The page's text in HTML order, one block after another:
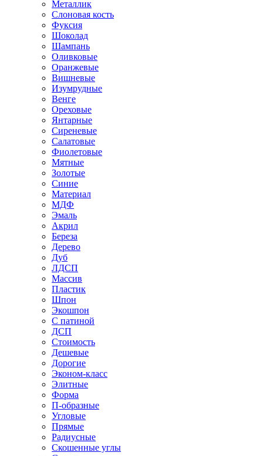
Металлик
Слоновая кость
Фуксия
Шоколад
Шампань
Оливковые
Оранжевые
Вишневые
Изумрудные
Венге
Ореховые
Янтарные
Сиреневые
Салатовые
Фиолетовые
Мятные
Золотые
Синие
Материал
МДФ
Эмаль
Акрил
Береза
Дерево
Дуб
ЛДСП
Массив
Пластик
Шпон
Экошпон
С патиной
ДСП
Стоимость
Дешевые
Дорогие
Эконом-класс
Элитные
Форма
П-образные
Угловые
Прямые
Радиусные
Скошенные углы